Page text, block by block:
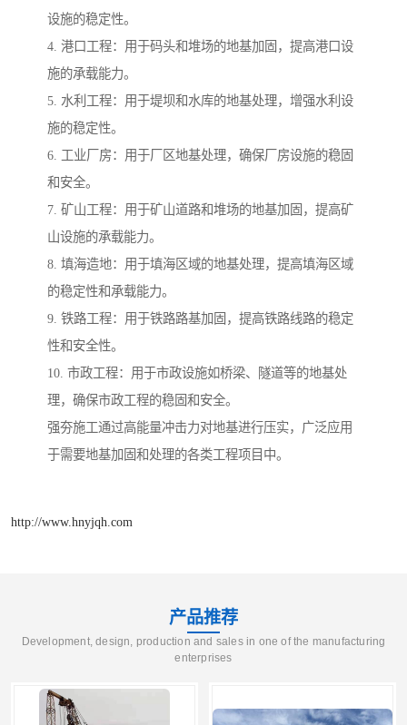
设施的稳定性。
4. 港口工程：用于码头和堆场的地基加固，提高港口设
施的承载能力。
5. 水利工程：用于堤坝和水库的地基处理，增强水利设
施的稳定性。
6. 工业厂房：用于厂区地基处理，确保厂房设施的稳固
和安全。
7. 矿山工程：用于矿山道路和堆场的地基加固，提高矿
山设施的承载能力。
8. 填海造地：用于填海区域的地基处理，提高填海区域
的稳定性和承载能力。
9. 铁路工程：用于铁路路基加固，提高铁路线路的稳定
性和安全性。
10. 市政工程：用于市政设施如桥梁、隧道等的地基处
理，确保市政工程的稳固和安全。
强夯施工通过高能量冲击力对地基进行压实，广泛应用
于需要地基加固和处理的各类工程项目中。
http://www.hnyjqh.com
产品推荐
Development, design, production and sales in one of the manufacturing
enterprises